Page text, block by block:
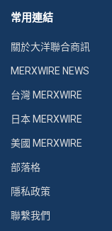
常用連結
關於大洋聯合商訊
MERXWIRE NEWS
台灣 MERXWIRE
日本 MERXWIRE
美國 MERXWIRE
部落格
隱私政策
聯繫我們